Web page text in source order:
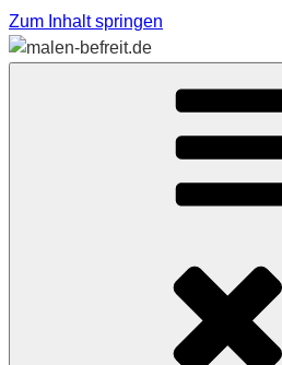
Zum Inhalt springen
MALEN-
Sabine Feickert – Atelier für